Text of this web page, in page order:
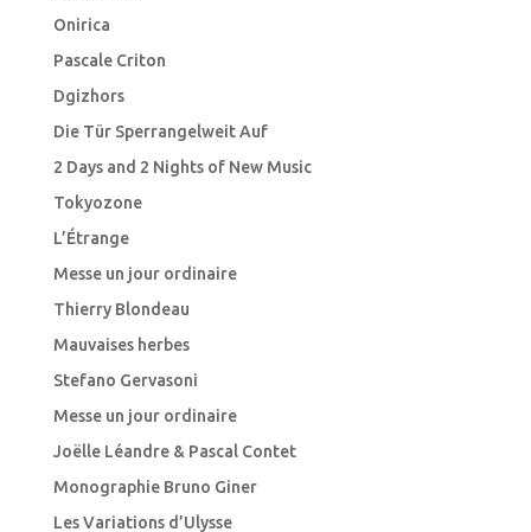
Onirica
Pascale Criton
Dgizhors
Die Tür Sperrangelweit Auf
2 Days and 2 Nights of New Music
Tokyozone
L’Étrange
Messe un jour ordinaire
Thierry Blondeau
Mauvaises herbes
Stefano Gervasoni
Messe un jour ordinaire
Joëlle Léandre & Pascal Contet
Monographie Bruno Giner
Les Variations d’Ulysse